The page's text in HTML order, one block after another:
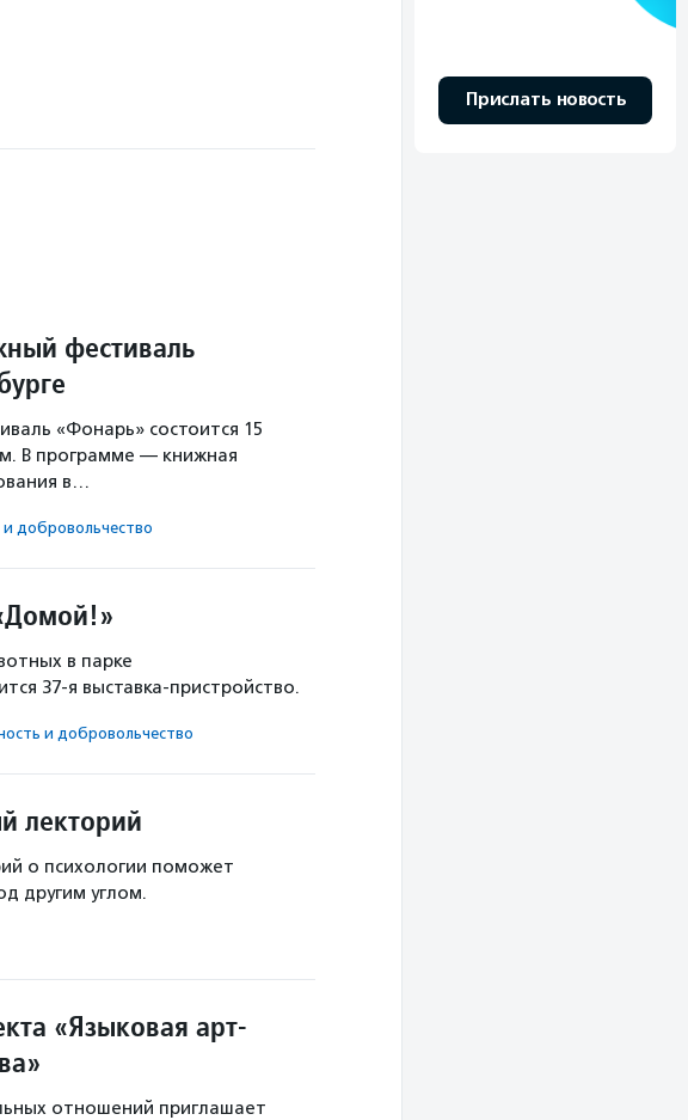
фестиваль
«Фонарь» состоится 15
В программе — книжная
в…
доброволь­чест­во
в парке
37-я выставка-пристройство.
и доброволь­чест­во
лекторий
о психологии поможет
другим углом.
«Языковая арт-
отношений приглашает
Прислать новость